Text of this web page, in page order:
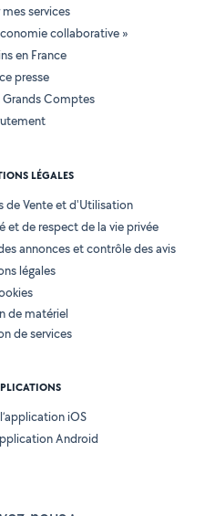
services
collaborative »
en France
presse
Grands Comptes
LÉGALES
de Vente et d'Utilisation
et de respect de la vie privée
annonces et contrôle des avis
légales
de matériel
de services
iOS
Android